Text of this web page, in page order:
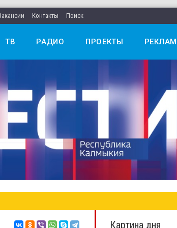
Контакты Поиск
ТВ РАДИО ПРОЕКТЫ
Картина дня